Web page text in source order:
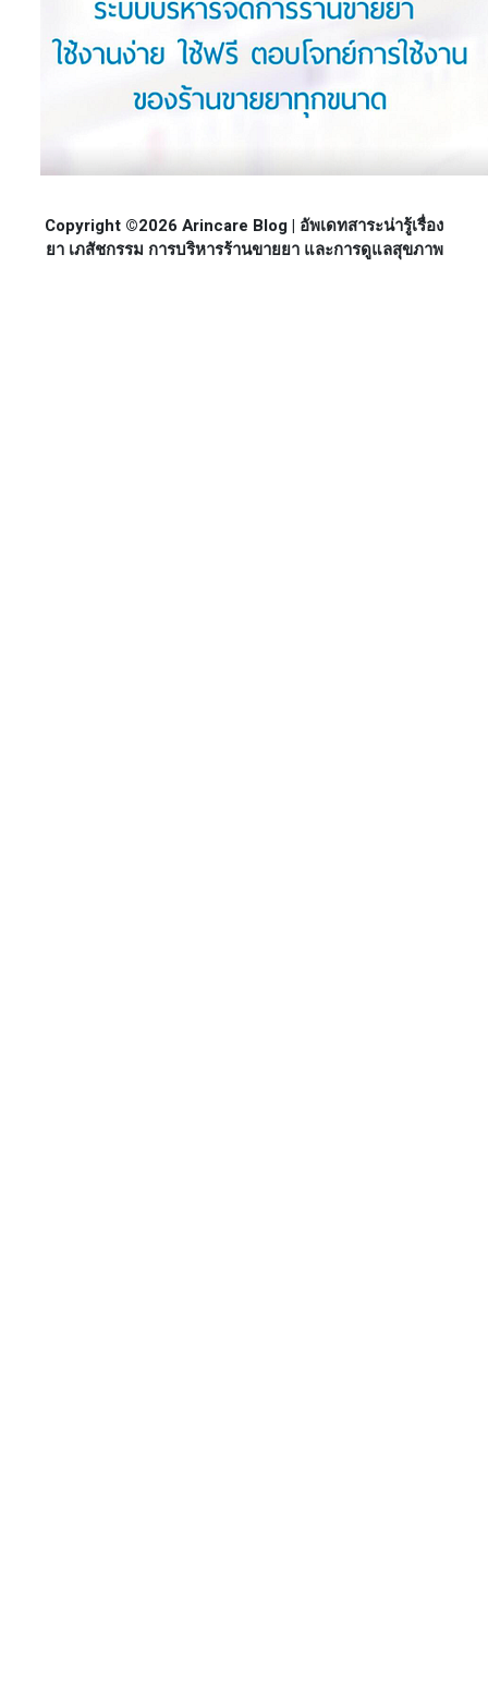
Copyright ©2026 Arincare Blog | อัพเดทสาระน่ารู้เรื่อง
ยา เภสัชกรรม การบริหารร้านขายยา และการดูแลสุขภาพ